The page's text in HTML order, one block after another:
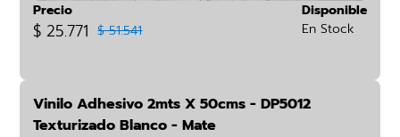
Precio
$ 25.771 $ 51.541
Disponible
En Stock
Vinilo Adhesivo 2mts X 50cms - DP5012
Texturizado Blanco - Mate